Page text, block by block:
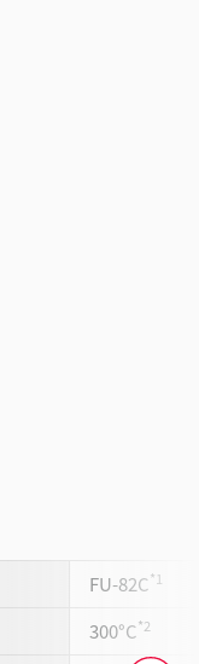
FU-82C*1
300°C*2